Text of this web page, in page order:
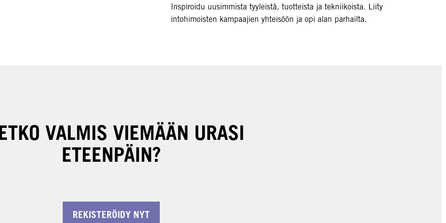
Inspiroidu uusimmista tyyleistä, tuotteista ja tekniikoista. Liity
intohimoisten kampaajien yhteisöön ja opi alan parhailta.
VALMIS VIEMÄÄN URASI
ETEENPÄIN?
REKISTERÖIDY NYT